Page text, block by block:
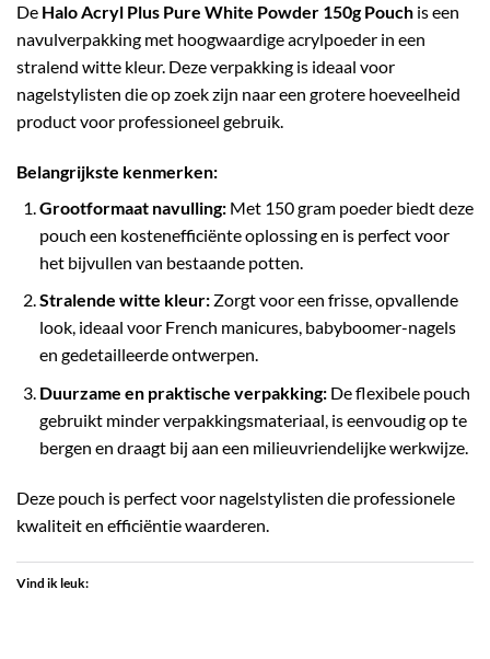
De Halo Acryl Plus Pure White Powder 150g Pouch is een
navulverpakking met hoogwaardige acrylpoeder in een
stralend witte kleur. Deze verpakking is ideaal voor
nagelstylisten die op zoek zijn naar een grotere hoeveelheid
product voor professioneel gebruik.
Belangrijkste kenmerken:
Grootformaat navulling:Met 150 gram poeder biedt deze
pouch een kostenefficiënte oplossing en is perfect voor
het bijvullen van bestaande potten.
Stralende witte kleur:Zorgt voor een frisse, opvallende
look, ideaal voor French manicures, babyboomer-nagels
en gedetailleerde ontwerpen.
Duurzame en praktische verpakking:De flexibele pouch
gebruikt minder verpakkingsmateriaal, is eenvoudig op te
bergen en draagt bij aan een milieuvriendelijke werkwijze.
Deze pouch is perfect voor nagelstylisten die professionele
kwaliteit en efficiëntie waarderen.
Vind ik leuk: